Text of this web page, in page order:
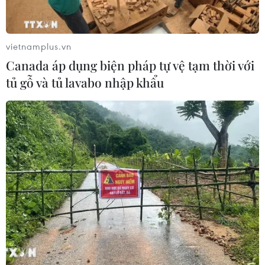
Nam: Kiến tạo không gian
mạng an toàn, nhân văn
phát động hưởng ứng ngày
An ninh mạng Việt Nam
Thủ tướng: Bảo đảm an
ninh mạng phải gắn kết
giữa bảo vệ hệ thống và
con người
06/08/2026 02:30
Công nghệ Robot Da Vinci
nâng cao năng lực phẫu
thuật chuyên sâu tại Bệnh
viện K
06/08/2026 02:13
vietnamplus.vn
Canada áp dụng biện pháp tự vệ tạm thời với
tủ gỗ và tủ lavabo nhập khẩu